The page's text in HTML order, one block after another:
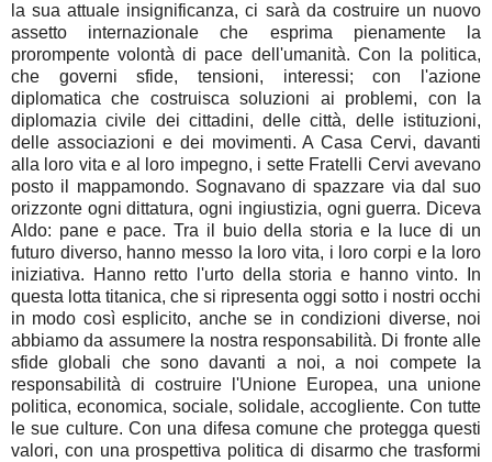
la sua attuale insignificanza, ci sarà da costruire un nuovo
assetto internazionale che esprima pienamente la
prorompente volontà di pace dell'umanità. Con la politica,
che governi sfide, tensioni, interessi; con l'azione
diplomatica che costruisca soluzioni ai problemi, con la
diplomazia civile dei cittadini, delle città, delle istituzioni,
delle associazioni e dei movimenti. A Casa Cervi, davanti
alla loro vita e al loro impegno, i sette Fratelli Cervi avevano
posto il mappamondo. Sognavano di spazzare via dal suo
orizzonte ogni dittatura, ogni ingiustizia, ogni guerra. Diceva
Aldo: pane e pace. Tra il buio della storia e la luce di un
futuro diverso, hanno messo la loro vita, i loro corpi e la loro
iniziativa. Hanno retto l'urto della storia e hanno vinto. In
questa lotta titanica, che si ripresenta oggi sotto i nostri occhi
in modo così esplicito, anche se in condizioni diverse, noi
abbiamo da assumere la nostra responsabilità. Di fronte alle
sfide globali che sono davanti a noi, a noi compete la
responsabilità di costruire l'Unione Europea, una unione
politica, economica, sociale, solidale, accogliente. Con tutte
le sue culture. Con una difesa comune che protegga questi
valori, con una prospettiva politica di disarmo che trasformi